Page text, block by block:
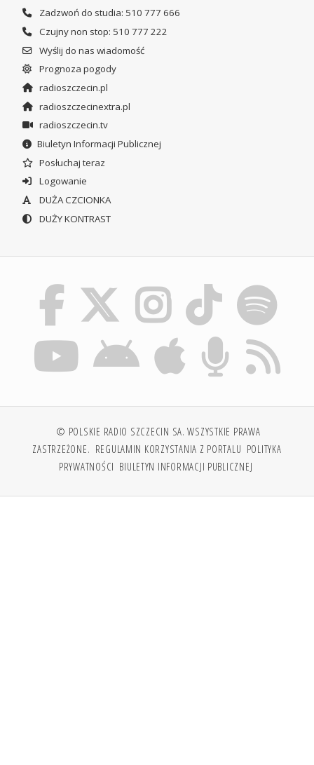
Zadzwoń do studia: 510 777 666
Czujny non stop: 510 777 222
Wyślij do nas wiadomość
Prognoza pogody
radioszczecin.pl
radioszczecinextra.pl
radioszczecin.tv
Biuletyn Informacji Publicznej
Posłuchaj teraz
Logowanie
DUŻA CZCIONKA
DUŻY KONTRAST
© POLSKIE RADIO SZCZECIN SA. WSZYSTKIE PRAWA
ZASTRZEŻONE. REGULAMIN KORZYSTANIA Z PORTALU POLITYKA
PRYWATNOŚCI BIULETYN INFORMACJI PUBLICZNEJ